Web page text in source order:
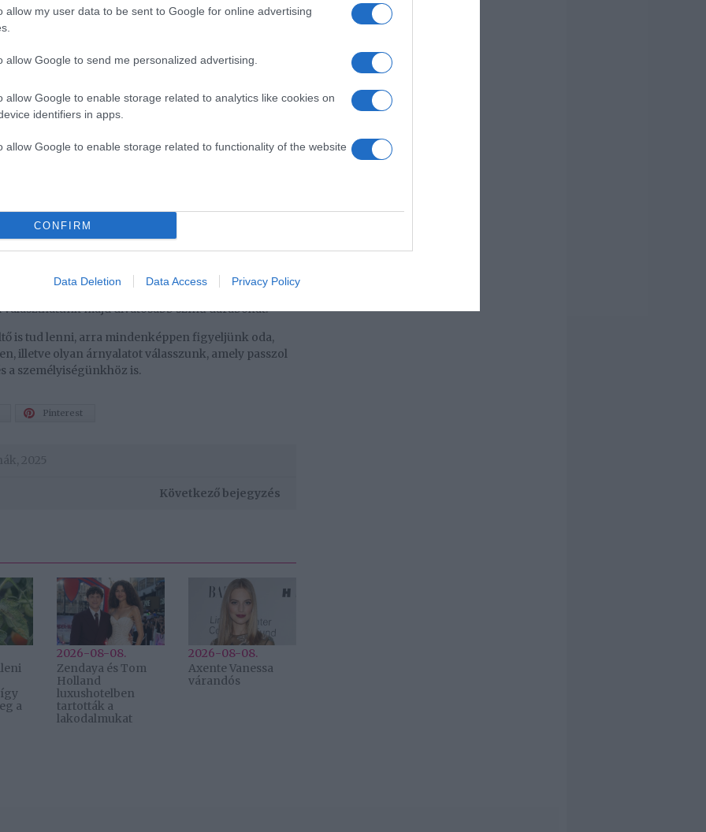
allow my user data to be sent to Google for online advertising
allow Google to send me personalized advertising.
allow Google to enable storage related to analytics like cookies on
identifiers in apps.
allow Google to enable storage related to functionality of the website
CONFIRM
Data Deletion Data Access Privacy Policy
pólók ideje
uniszex hatású, egyszerre sportos és sikkes pólók,
a ruhatárunknak. A galléros póló vagy
mely kifinomult, elegáns, mégis magában
inkább teret nyert a lazaság, a sportosság és az
is, hogy idén minden eddiginél nagyobb
galléros pólók.
egy farmerrel kombinálva is fantasztikusan
élére vasalt nadrágokkal is kombinálhatjuk őket.
a sárga lesz, ami mind a hűvös napokon, mind a
bizonyul majd.
élénk, merész árnyalatáig bátran válogathatunk, a
majd divatosabb színű darabokat.
is tud lenni, arra mindenképpen figyeljünk oda,
illetve olyan árnyalatot válasszunk, amely passzol
a személyiségünkhöz is.
Pinterest
2025
Következő bejegyzés
a
2026-08-08.
Zendaya és Tom
Holland
luxushotelben
tartották a
lakodalmukat
2026-08-08.
Axente Vanessa
várandós